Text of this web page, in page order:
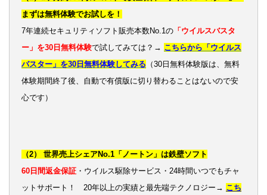
まずは無料体験でお試しを！
7年連続セキュリティソフト販売本数No.1の 「ウイルスバスタ
ー」を30日無料体験で試してみては？→ こちらから「ウイルス
バスター」を30日無料体験してみる （30日無料体験版は、無料
体験期間終了後、自動で有償版に切り替わることはないので安
心です）
（2） 世界売上シェアNo.1「ノートン」は鉄壁ソフト
60日間返金保証 ・ウイルス駆除サービス・24時間いつでもチャ
ットサポート！ 20年以上の実績と最先端テクノロジー→ こち